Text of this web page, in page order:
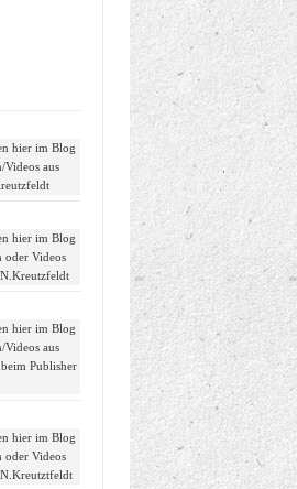
hier im Blog
Videos aus
hier im Blog
oder Videos
hier im Blog
Videos aus
Publisher
hier im Blog
oder Videos